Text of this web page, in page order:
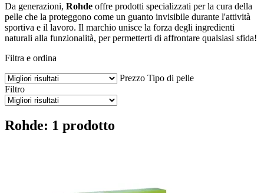
Da generazioni, Rohde offre prodotti specializzati per la cura della
pelle che la proteggono come un guanto invisibile durante l'attività
sportiva e il lavoro. Il marchio unisce la forza degli ingredienti
naturali alla funzionalità, per permetterti di affrontare qualsiasi sfida!
Filtra e ordina
Prezzo Tipo di pelle
Filtro
Rohde: 1 prodotto